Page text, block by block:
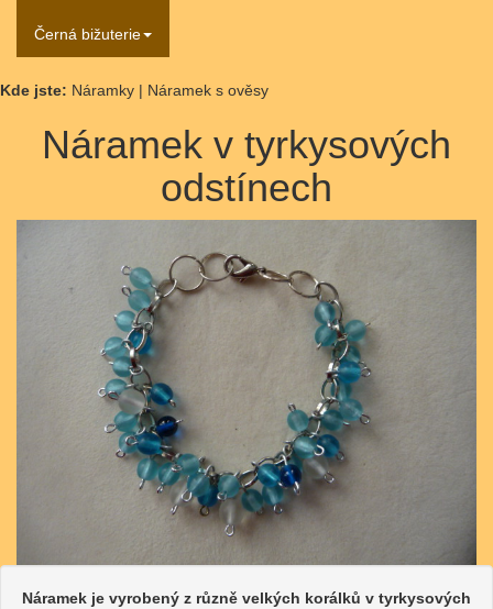
Černá bižuterie
Kde jste: Náramky | Náramek s ověsy
Náramek v tyrkysových
odstínech
Náramek je vyrobený z různě velkých korálků v tyrkysových